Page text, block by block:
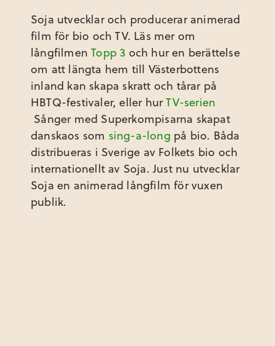
Soja utvecklar och producerar animerad
film för bio och TV. Läs mer om
långfilmenTopp 3 och hur en berättelse
om att längta hem till Västerbottens
inland kan skapa skratt och tårar på
HBTQ-festivaler, eller hurTV-serien
Sånger med Superkompisarna skapat
danskaos som sing-a-long på bio. Båda
distribueras i Sverige av Folkets bio och
internationellt av Soja. Just nu utvecklar
Soja en animerad långfilm för vuxen
publik.